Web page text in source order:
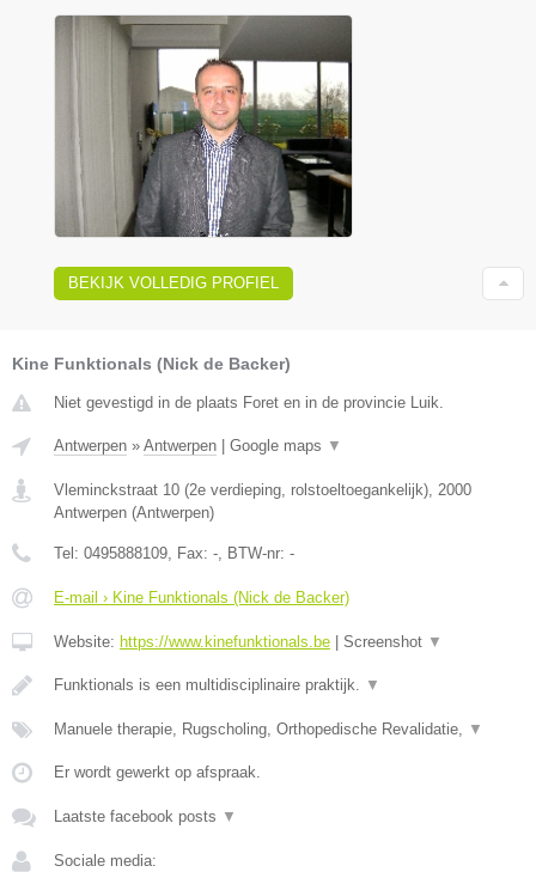
BEKIJK VOLLEDIG PROFIEL
Kine Funktionals (Nick de Backer)
Niet gevestigd in de plaats Foret en in de provincie Luik.
Antwerpen » Antwerpen Google maps ▼
Vleminckstraat 10 (2e verdieping, rolstoeltoegankelijk), 2000
Antwerpen (Antwerpen)
Tel: 0495888109, Fax: -, BTW-nr: -
E-mail › Kine Funktionals (Nick de Backer)
Website: https://www.kinefunktionals.be Screenshot ▼
Funktionals is een multidisciplinaire praktijk. ▼
Manuele therapie, Rugscholing, Orthopedische Revalidatie, ▼
Er wordt gewerkt op afspraak.
Laatste facebook posts ▼
Sociale media: